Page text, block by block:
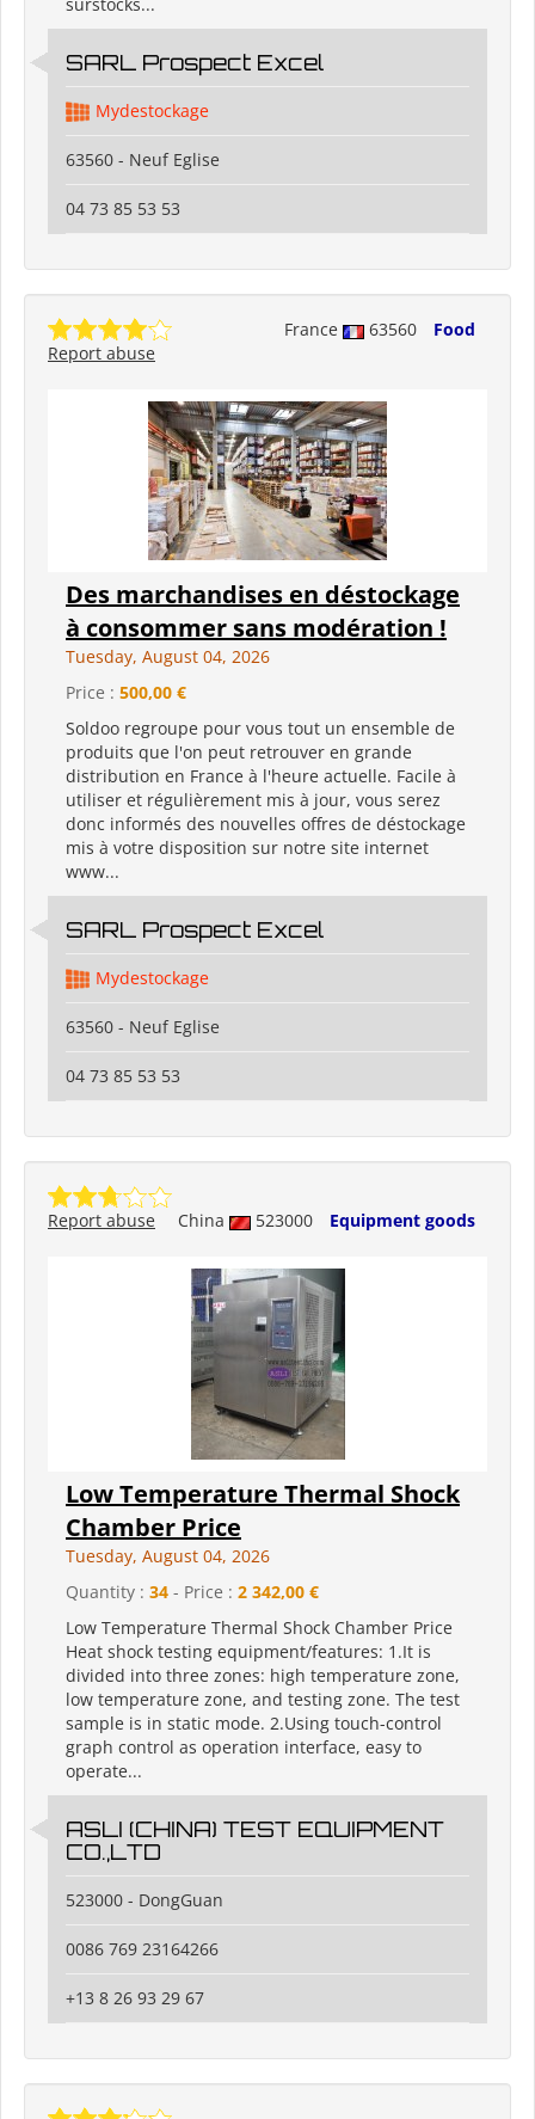
surstocks...
SARL Prospect Excel
Mydestockage
63560 - Neuf Eglise
04 73 85 53 53
France 63560
Food
Report abuse
Des marchandises en déstockage
à consommer sans modération !
Tuesday, August 04, 2026
Price : 500,00 €
Soldoo regroupe pour vous tout un ensemble de
produits que l'on peut retrouver en grande
distribution en France à l'heure actuelle. Facile à
utiliser et régulièrement mis à jour, vous serez
donc informés des nouvelles offres de déstockage
mis à votre disposition sur notre site internet
www...
SARL Prospect Excel
Mydestockage
63560 - Neuf Eglise
04 73 85 53 53
China 523000 Equipment goods
Report abuse
Low Temperature Thermal Shock
Chamber Price
Tuesday, August 04, 2026
Quantity : 34 - Price : 2 342,00 €
Low Temperature Thermal Shock Chamber Price
Heat shock testing equipment/features: 1.It is
divided into three zones: high temperature zone,
low temperature zone, and testing zone. The test
sample is in static mode. 2.Using touch-control
graph control as operation interface, easy to
operate...
ASLI (CHINA) TEST EQUIPMENT
CO.,LTD
523000 - DongGuan
0086 769 23164266
+13 8 26 93 29 67